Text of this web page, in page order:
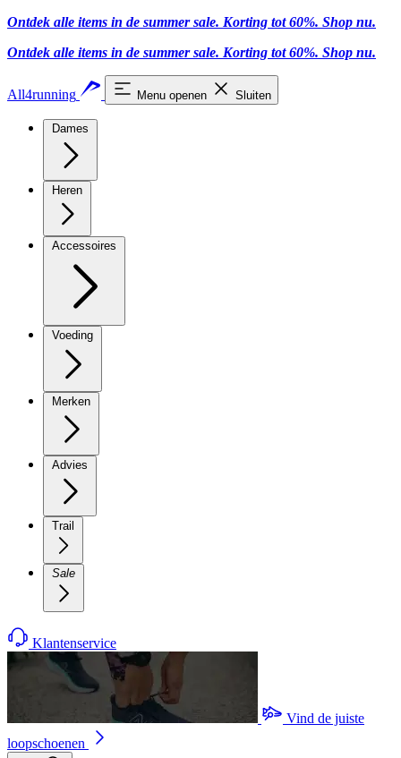
Ontdek alle items in de summer sale. Korting tot 60%. Shop nu.
Ontdek alle items in de summer sale. Korting tot 60%. Shop nu.
All4running Menu openen Sluiten
Dames
Heren
Accessoires
Voeding
Merken
Advies
Trail
Sale
Klantenservice
Vind de juiste
loopschoenen